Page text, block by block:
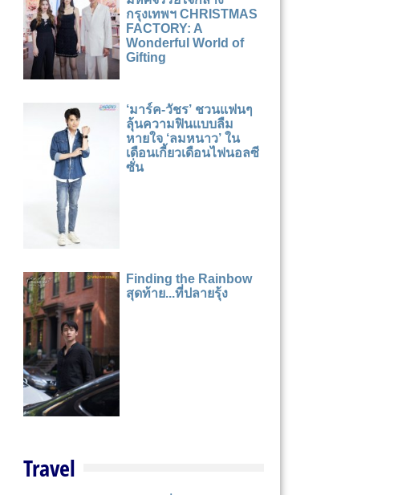
กรุงเทพฯ CHRISTMAS
FACTORY: A
Wonderful World of
Gifting
‘มาร์ค-วัชร’ ชวนแฟนๆ
ลุ้นความฟินแบบลืม
หายใจ ‘ลมหนาว’ ใน
เดือนเกี้ยวเดือนไฟนอลซี
ซั่น
Finding the Rainbow
สุดท้าย...ที่ปลายรุ้ง
Travel